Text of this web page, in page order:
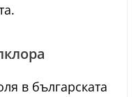
в българската